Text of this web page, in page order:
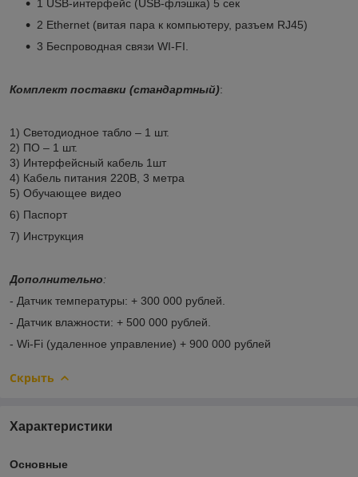
1 USB-интерфейс (USB-флэшка) 5 сек
2 Ethernet (витая пара к компьютеру, разъем RJ45)
3 Беспроводная связи WI-FI.
Комплект поставки (стандартный):
1) Светодиодное табло – 1 шт.
2) ПО – 1 шт.
3) Интерфейсный кабель 1шт
4) Кабель питания 220В, 3 метра
5) Обучающее видео
6) Паспорт
7) Инструкция
Дополнительно:
- Датчик температуры: + 300 000 рублей.
- Датчик влажности: + 500 000 рублей.
- Wi-Fi (удаленное управление) + 900 000 рублей
Скрыть
Характеристики
Основные